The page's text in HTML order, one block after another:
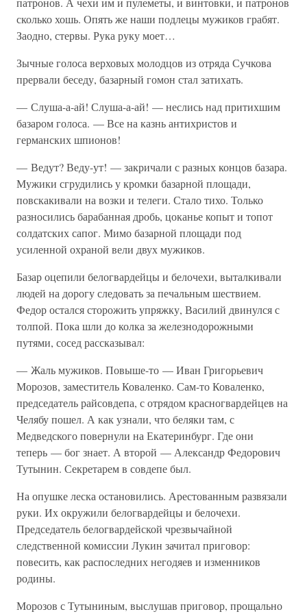
сколько хошь. Опять же наши подлецы мужиков грабят.
Заодно, стервы. Рука руку моет…
Зычные голоса верховых молодцов из отряда Сучкова
прервали беседу, базарный гомон стал затихать.
— Слуша-а-ай! Слуша-а-ай! — неслись над притихшим
базаром голоса. — Все на казнь антихристов и
германских шпионов!
— Ведут? Веду-ут! — закричали с разных концов базара.
Мужики сгрудились у кромки базарной площади,
повскакивали на возки и телеги. Стало тихо. Только
разносились барабанная дробь, цоканье копыт и топот
солдатских сапог. Мимо базарной площади под
усиленной охраной вели двух мужиков.
Базар оцепили белогвардейцы и белочехи, выталкивали
людей на дорогу следовать за печальным шествием.
Федор остался сторожить упряжку, Василий двинулся с
толпой. Пока шли до колка за железнодорожными
путями, сосед рассказывал:
— Жаль мужиков. Повыше-то — Иван Григорьевич
Морозов, заместитель Коваленко. Сам-то Коваленко,
председатель райсовдепа, с отрядом красногвардейцев на
Челябу пошел. А как узнали, что беляки там, с
Медведского повернули на Екатеринбург. Где они
теперь — бог знает. А второй — Александр Федорович
Тутынин. Секретарем в совдепе был.
На опушке леска остановились. Арестованным развязали
руки. Их окружили белогвардейцы и белочехи.
Председатель белогвардейской чрезвычайной
следственной комиссии Лукин зачитал приговор:
повесить, как распоследних негодяев и изменников
родины.
Морозов с Тутыниным, выслушав приговор, прощально